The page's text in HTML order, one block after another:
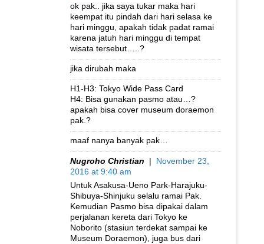
ok pak.. jika saya tukar maka hari
keempat itu pindah dari hari selasa ke
hari minggu, apakah tidak padat ramai
karena jatuh hari minggu di tempat
wisata tersebut…..?
jika dirubah maka
H1-H3: Tokyo Wide Pass Card
H4: Bisa gunakan pasmo atau…?
apakah bisa cover museum doraemon
pak.?
maaf nanya banyak pak…
Nugroho Christian | November 23,
2016 at 9:40 am
Untuk Asakusa-Ueno Park-Harajuku-
Shibuya-Shinjuku selalu ramai Pak.
Kemudian Pasmo bisa dipakai dalam
perjalanan kereta dari Tokyo ke
Noborito (stasiun terdekat sampai ke
Museum Doraemon), juga bus dari